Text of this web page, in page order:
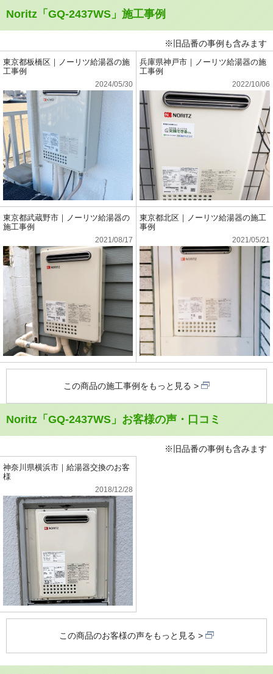
Noritz「GQ-2437WS」施工事例
※旧品番の事例も含みます
東京都板橋区｜ノーリツ給湯器の施
工事例
2024/05/30
兵庫県神戸市｜ノーリツ給湯器の施
工事例
2022/10/06
東京都武蔵野市｜ノーリツ給湯器の
施工事例
2021/08/17
東京都北区｜ノーリツ給湯器の施工
事例
2021/05/21
この商品の施工事例をもっと見る
Noritz「GQ-2437WS」お客様の声・口コミ
※旧品番の事例も含みます
神奈川県横浜市｜給湯器交換のお客
様
2018/12/28
この商品のお客様の声をもっと見る